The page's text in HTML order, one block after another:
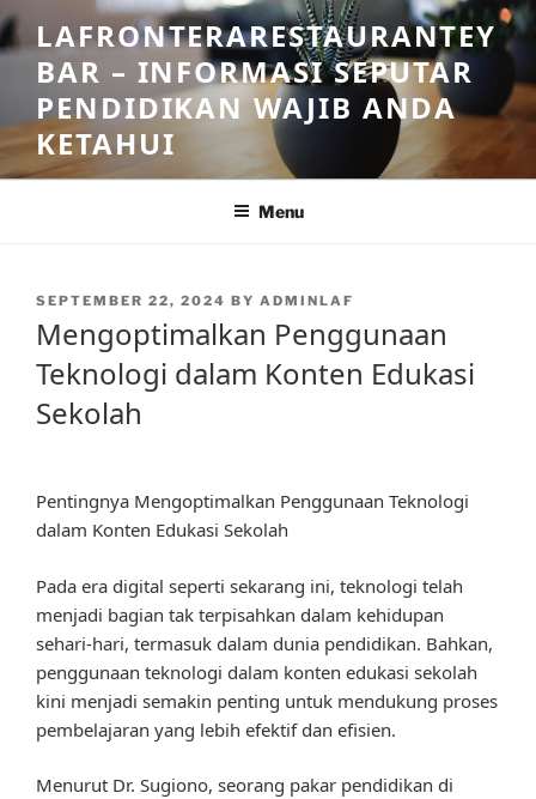
Skip
to
content
LAFRONTERARESTAURANTEY
BAR – INFORMASI SEPUTAR
PENDIDIKAN WAJIB ANDA
KETAHUI
Menu
POSTED
SEPTEMBER 22, 2024 BY ADMINLAF
Mengoptimalkan Penggunaan
Teknologi dalam Konten Edukasi
Sekolah
Pentingnya Mengoptimalkan Penggunaan Teknologi
dalam Konten Edukasi Sekolah
Pada era digital seperti sekarang ini, teknologi telah
menjadi bagian tak terpisahkan dalam kehidupan
sehari-hari, termasuk dalam dunia pendidikan. Bahkan,
penggunaan teknologi dalam konten edukasi sekolah
kini menjadi semakin penting untuk mendukung proses
pembelajaran yang lebih efektif dan efisien.
Menurut Dr. Sugiono, seorang pakar pendidikan di